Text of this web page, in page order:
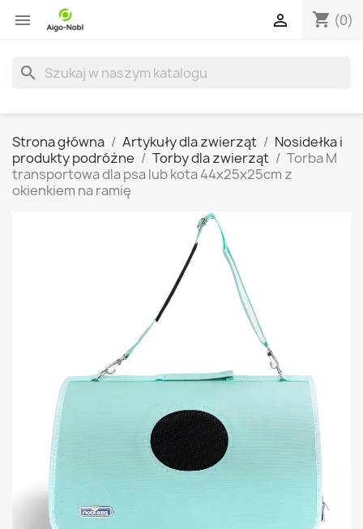
 shopping_cart (0)

search
Strona główna Artykuły dla zwierząt
Nosidełka i
produkty podróżne
Torby dla zwierząt
Torba M
transportowa dla psa lub kota 44x25x25cm z
okienkiem na ramię